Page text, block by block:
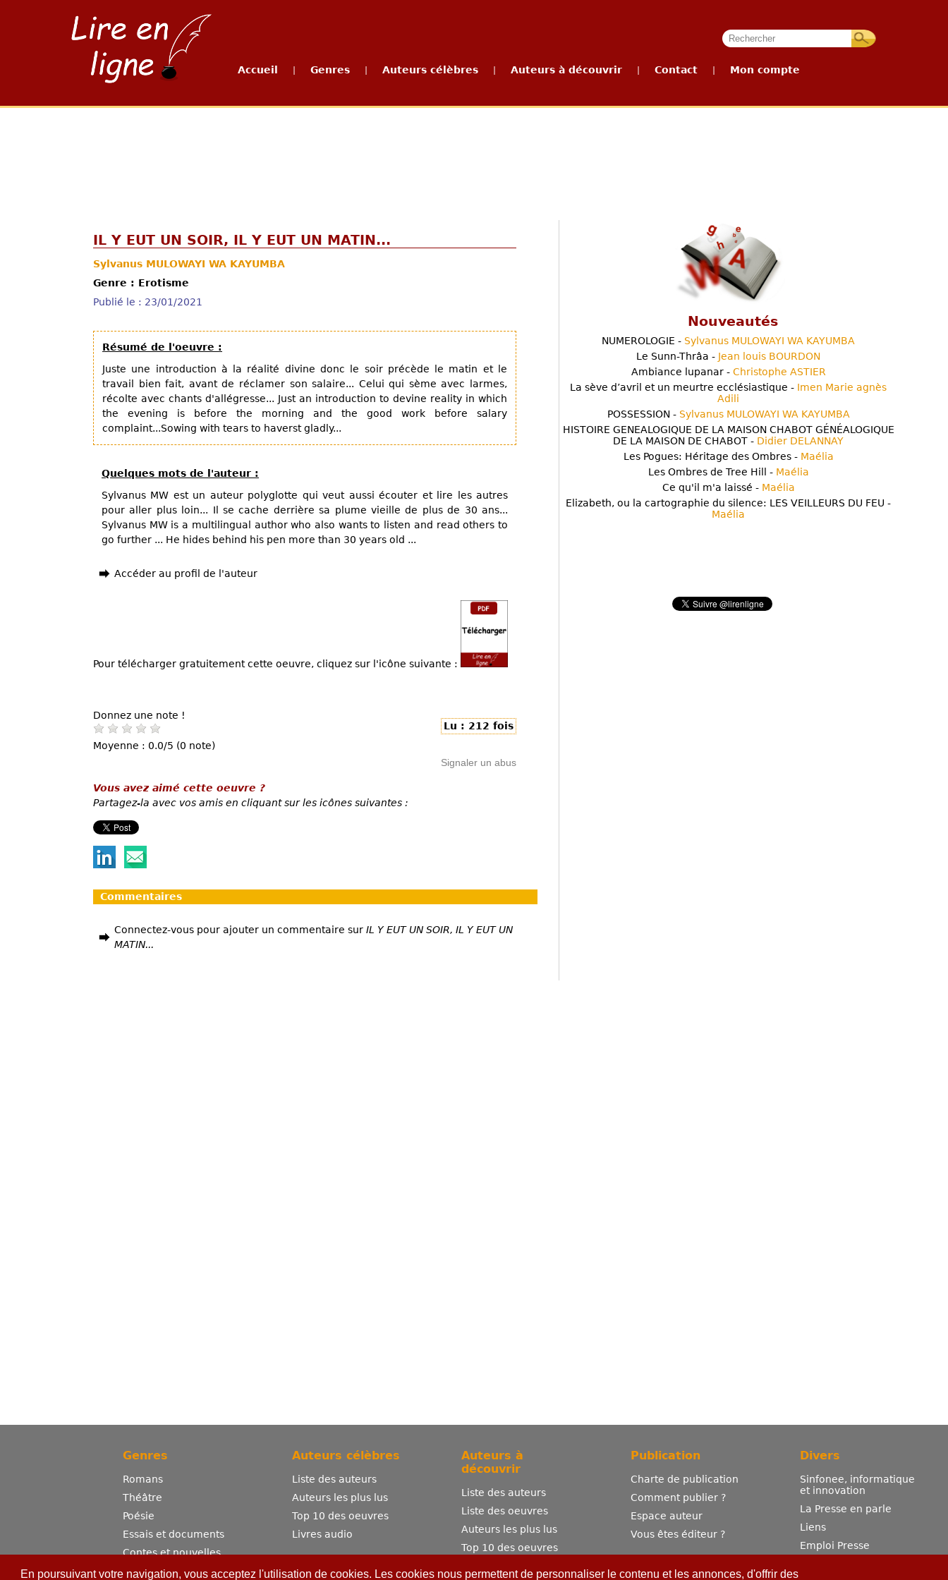
En poursuivant votre navigation, vous acceptez l'utilisation de cookies. Les cookies nous permettent de personnaliser le contenu et les annonces, d'offrir des
Accueil Genres Auteurs célèbres Auteurs à découvrir Contact Mon compte
IL Y EUT UN SOIR, IL Y EUT UN MATIN...
Sylvanus MULOWAYI WA KAYUMBA
Genre : Erotisme
Publié le : 23/01/2021
Résumé de l'oeuvre :
Juste une introduction à la réalité divine donc le soir précède le matin et le
travail bien fait, avant de réclamer son salaire... Celui qui sème avec larmes,
récolte avec chants d'allégresse... Just an introduction to devine reality in which
the evening is before the morning and the good work before salary
complaint...Sowing with tears to haverst gladly...
Quelques mots de l'auteur :
Sylvanus MW est un auteur polyglotte qui veut aussi écouter et lire les autres
pour aller plus loin... Il se cache derrière sa plume vieille de plus de 30 ans...
Sylvanus MW is a multilingual author who also wants to listen and read others to
go further ... He hides behind his pen more than 30 years old ...
Accéder au profil de l'auteur
Pour télécharger gratuitement cette oeuvre, cliquez sur l'icône suivante :
Donnez une note !
Moyenne : 0.0/5 (0 note)
Lu : 212 fois
Signaler un abus
Vous avez aimé cette oeuvre ?
Partagez-la avec vos amis en cliquant sur les icônes suivantes :
Commentaires
Connectez-vous pour ajouter un commentaire sur IL Y EUT UN SOIR, IL Y EUT UN
MATIN...
Nouveautés
NUMEROLOGIE - Sylvanus MULOWAYI WA KAYUMBA
Le Sunn-Thrâa - Jean louis BOURDON
Ambiance lupanar - Christophe ASTIER
La sève d’avril et un meurtre ecclésiastique - Imen Marie agnès
Adili
POSSESSION - Sylvanus MULOWAYI WA KAYUMBA
HISTOIRE GENEALOGIQUE DE LA MAISON CHABOT GÉNÉALOGIQUE
DE LA MAISON DE CHABOT - Didier DELANNAY
Les Pogues: Héritage des Ombres - Maélia
Les Ombres de Tree Hill - Maélia
Ce qu'il m'a laissé - Maélia
Elizabeth, ou la cartographie du silence: LES VEILLEURS DU FEU -
Maélia
Genres
Romans
Théâtre
Poésie
Essais et documents
Contes et nouvelles
Dictionnaire
Auteurs célèbres
Liste des auteurs
Auteurs les plus lus
Top 10 des oeuvres
Livres audio
Auteurs à
découvrir
Liste des auteurs
Liste des oeuvres
Auteurs les plus lus
Top 10 des oeuvres
Publication
Charte de publication
Comment publier ?
Espace auteur
Vous êtes éditeur ?
Divers
Sinfonee, informatique
et innovation
La Presse en parle
Liens
Emploi Presse